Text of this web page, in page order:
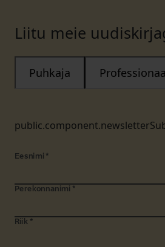
Liitu meie
Puhkaja
Eesnimi *
Perekonnanimi *
Riik *